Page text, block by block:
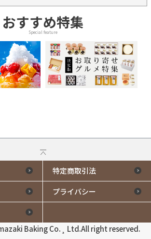
おすすめ特集
Special feature
特定商取引法
プライバシー
Baking Co.¸ Ltd.All right reserved.